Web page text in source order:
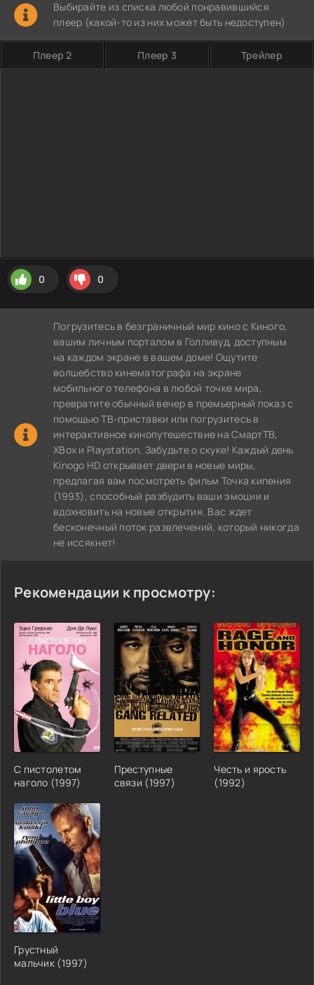
Выбирайте из списка любой понравившийся
плеер (какой-то из них может быть недоступен)
Плеер 2 Плеер 3 Трейлер
0 0
Погрузитесь в безграничный мир кино с Киного,
вашим личным порталом в Голливуд, доступным
на каждом экране в вашем доме! Ощутите
волшебство кинематографа на экране
мобильного телефона в любой точке мира,
превратите обычный вечер в премьерный показ с
помощью ТВ-приставки или погрузитесь в
интерактивное кинопутешествие на СмартТВ,
XBox и Playstation. Забудьте о скуке! Каждый день
Kinogo HD открывает двери в новые миры,
предлагая вам посмотреть фильм Точка кипения
(1993), способный разбудить ваши эмоции и
вдохновить на новые открытия. Вас ждет
бесконечный поток развлечений, который никогда
не иссякнет!
Рекомендации к просмотру:
С пистолетом
наголо (1997)
Преступные
связи (1997)
Честь и ярость
(1992)
Грустный
мальчик (1997)